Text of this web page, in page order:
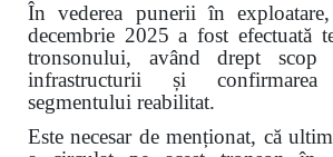
În vederea punerii în
decembrie 2025 a fost efectuată
tronsonului, având drept scop
infrastructurii și confirmarea
segmentului reabilitat.
Este necesar de menționat, că